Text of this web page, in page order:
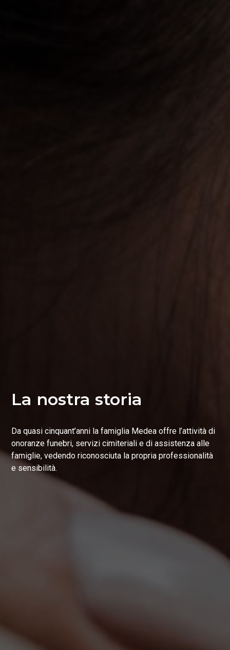
La nostra storia
Da quasi cinquant’anni la famiglia Medea offre l’attività di
onoranze funebri, servizi cimiteriali e di assistenza alle
famiglie, vedendo riconosciuta la propria professionalità
e sensibilità.